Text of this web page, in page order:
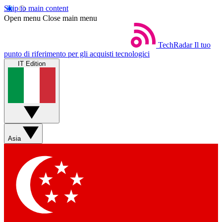
Skip to main content
Open menu Close main menu
TechRadar Il tuo
punto di riferimento per gli acquisti tecnologici
IT Edition
Asia